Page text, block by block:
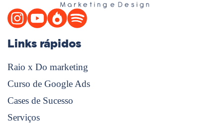
Links rápidos
Raio x Do marketing
Curso de Google Ads
Cases de Sucesso
Serviços